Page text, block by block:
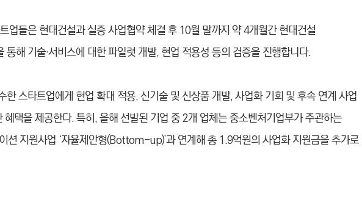
업들은 현대건설과 실증 사업협약 체결 후 10월 말까지 약 4개월간 현대건설
통해 기술·서비스에 대한 파일럿 개발, 현업 적용성 등의 검증을 진행합니다.
한 스타트업에게 현업 확대 적용, 신기술 및 신상품 개발, 사업화 기회 및 후속 연계 사업
택을 제공한다. 특히, 올해 선발된 기업 중 2개 업체는 중소벤처기업부가 주관하는
션 지원사업 ‘자율제안형(Bottom-up)’과 연계해 총 1.9억원의 사업화 지원금을 추가로